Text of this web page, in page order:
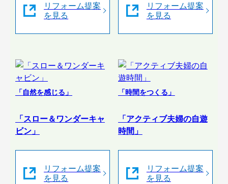
リフォーム提案
を見る
リフォーム提案
を見る
「自然を感じる」
「スロー＆ワンダーキャ
ビン」
リフォーム提案
を見る
「時間をつくる」
「アクティブ夫婦の自遊
時間」
リフォーム提案
を見る